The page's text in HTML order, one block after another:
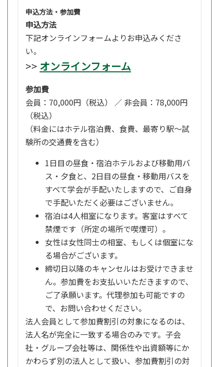
申込方法・参加費
申込方法
下記オンラインフォームよりお申込みくださ
い。
>> オンラインフォーム
参加費
会員：70,000円（税込） ／ 非会員：78,000円
（税込）
（料金にはホテル宿泊費、食費、最寄り駅～試
験所の交通費を含む）
1日目の昼食・宿泊ホテルおよび移動用バ
ス・夕食と、2日目の昼食・移動用バスを
すべて学会が手配いたしますので、ご自身
で手配いただく必要はございません。
宿泊は4人相室になります。客室はすべて
禁煙です（所定の場所で喫煙可）。
女性は女性同士の相室、もしくは個室にな
る場合がございます。
締切日以降のキャンセルはお受けできませ
ん。参加費をお支払いいただきますので、
ご了承願います。代理参加も可能ですの
で、お問い合わせください。
法人会員として参加費割引の対象になるのは、
法人名が完全に一致する場合のみです。子会
社・グループ会社等は、関係性や出資額等にか
かわらず別の法人として扱い、参加費割引の対